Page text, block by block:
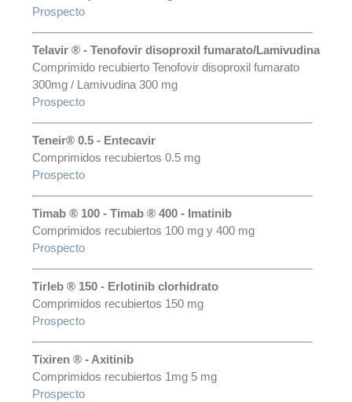
Prospecto
Telavir ® - Tenofovir disoproxil fumarato/Lamivudina
Comprimido recubierto Tenofovir disoproxil fumarato
300mg / Lamivudina 300 mg
Prospecto
Teneir® 0.5 - Entecavir
Comprimidos recubiertos 0.5 mg
Prospecto
Timab ® 100 - Timab ® 400 - Imatinib
Comprimidos recubiertos 100 mg y 400 mg
Prospecto
Tirleb ® 150 - Erlotinib clorhidrato
Comprimidos recubiertos 150 mg
Prospecto
Tixiren ® - Axitinib
Comprimidos recubiertos 1mg 5 mg
Prospecto